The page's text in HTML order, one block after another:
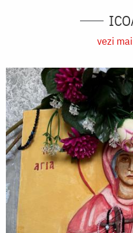
vezi